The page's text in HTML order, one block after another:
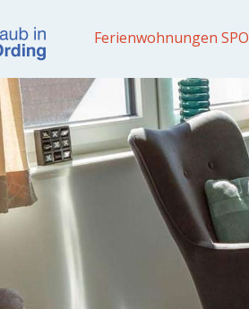
Ferienwohnungen SPO